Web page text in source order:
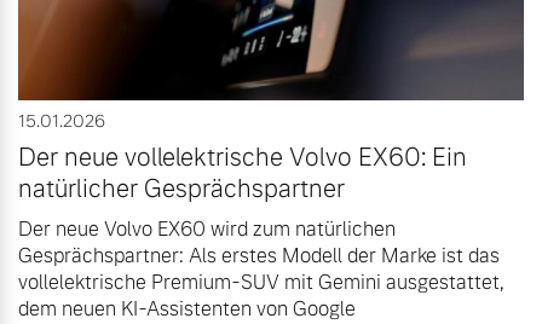
15.01.2026
Der neue vollelektrische Volvo EX60: Ein
natürlicher Gesprächspartner
Der neue Volvo EX60 wird zum natürlichen
Gesprächspartner: Als erstes Modell der Marke ist das
vollelektrische Premium-SUV mit Gemini ausgestattet,
dem neuen KI-Assistenten von Google